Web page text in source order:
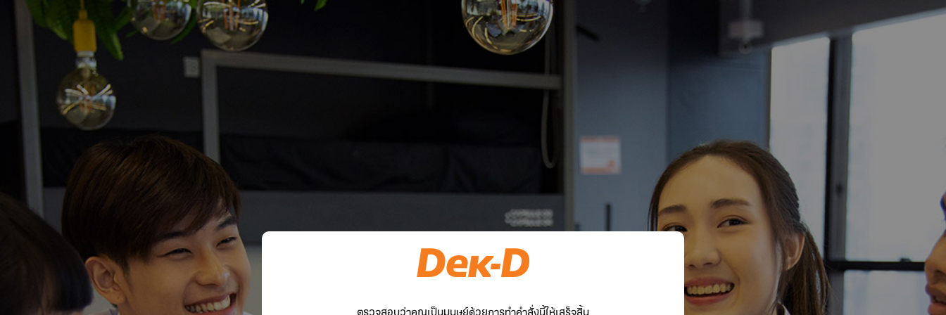
ตรวจสอบว่าคุณเป็นมนุษย์ด้วยการทำคำสั่งนี้ให้เสร็จสิ้น